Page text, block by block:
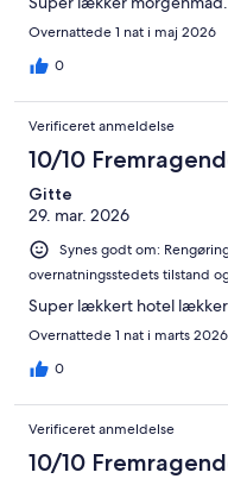
Overnattede 1 nat i maj 2026
0
Verificeret anmeldelse
10/10
Gitte
29. mar. 2026
Synes godt om:
overnatningsstedets tilstand
Super lækkert hotel
Overnattede 1 nat i marts 2026
0
Verificeret anmeldelse
10/10